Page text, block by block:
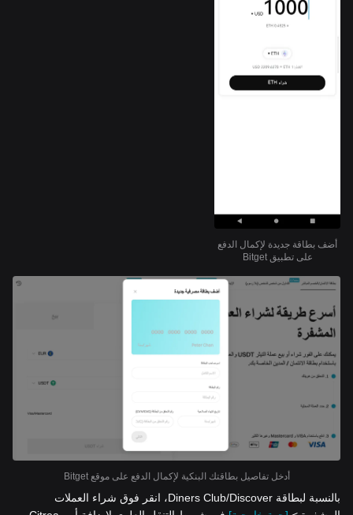
أضف بطاقة جديدة لإكمال الدفع
على تطبيق Bitget
أدخل تفاصيل بطاقتك البنكية لإكمال الدفع على موقع Bitget
بالنسبة لبطاقة Diners Club/Discover، انقر فوق شراء العملات